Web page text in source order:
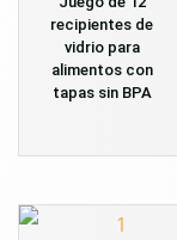
recipientes de
vidrio para
alimentos con
tapas sin BPA